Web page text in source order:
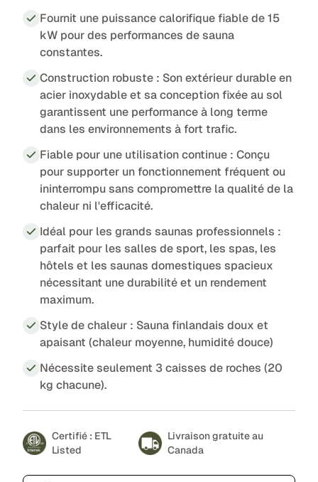
Fournit une puissance calorifique fiable de 15
kW pour des performances de sauna
constantes.
Construction robuste : Son extérieur durable en
acier inoxydable et sa conception fixée au sol
garantissent une performance à long terme
dans les environnements à fort trafic.
Fiable pour une utilisation continue : Conçu
pour supporter un fonctionnement fréquent ou
ininterrompu sans compromettre la qualité de la
chaleur ni l'efficacité.
Idéal pour les grands saunas professionnels :
parfait pour les salles de sport, les spas, les
hôtels et les saunas domestiques spacieux
nécessitant une durabilité et un rendement
maximum.
Style de chaleur : Sauna finlandais doux et
apaisant (chaleur moyenne, humidité douce)
Nécessite seulement 3 caisses de roches (20
kg chacune).
Certifié : ETL
Listed
Livraison gratuite au
Canada